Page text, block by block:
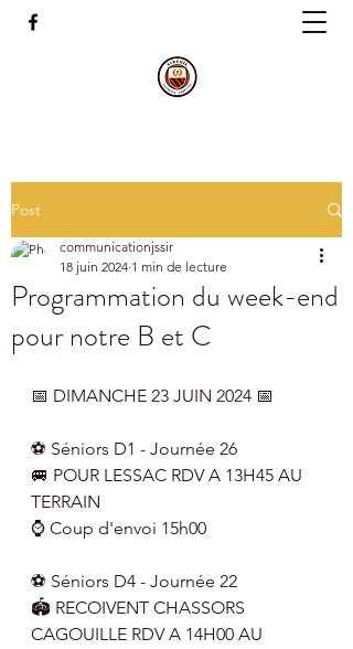
Post
Programmation du week-end
pour notre B et C
communicationjssir
18 juin 2024 1 min de lecture
📅 DIMANCHE 23 JUIN 2024 📅
⚽ Séniors D1 - Journée 26
🚐 POUR LESSAC RDV A 13H45 AU
TERRAIN
⌚ Coup d'envoi 15h00
⚽ Séniors D4 - Journée 22
🏟 RECOIVENT CHASSORS
CAGOUILLE RDV A 14H00 AU